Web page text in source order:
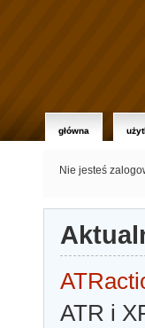
główna
Nie jesteś
ATR i